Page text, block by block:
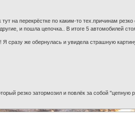
на перекрёстке по каким-то тех.причинам
и пошла цепочка.. В итоге 5 автомобилей
сразу же обернулась и увидела страшную
резко затормозил и повлёк за собой "цепную